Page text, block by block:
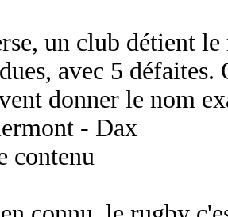
un club détient
avec 5
donner le nom
- Dax
contenu